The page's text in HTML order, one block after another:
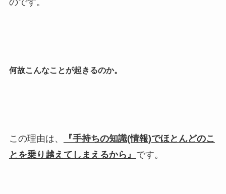
何故こんなことが起きるのか。
この理由は、
『手持ちの知識(情報)でほとんどのこ
とを乗り越えてしまえるから』 です。